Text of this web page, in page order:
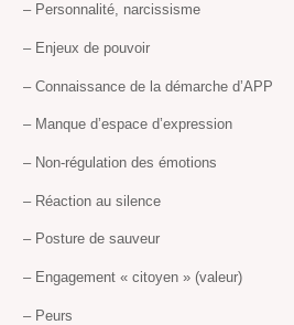
– Personnalité, narcissisme
– Enjeux de pouvoir
– Connaissance de la démarche d’APP
– Manque d’espace d’expression
– Non-régulation des émotions
– Réaction au silence
– Posture de sauveur
– Engagement « citoyen » (valeur)
– Peurs